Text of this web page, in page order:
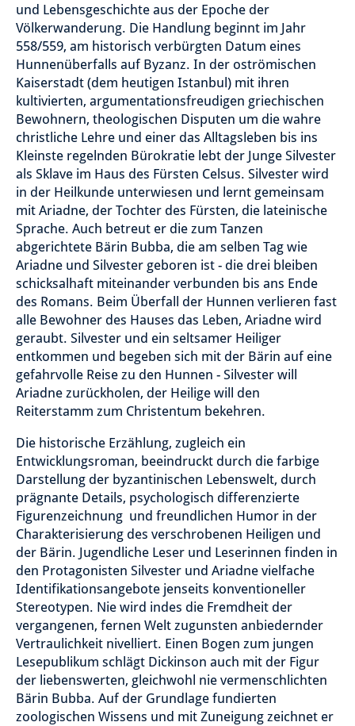
und Lebensgeschichte aus der Epoche der
Völkerwanderung. Die Handlung beginnt im Jahr
558/559, am historisch verbürgten Datum eines
Hunnenüberfalls auf Byzanz. In der oströmischen
Kaiserstadt (dem heutigen Istanbul) mit ihren
kultivierten, argumentationsfreudigen griechischen
Bewohnern, theologischen Disputen um die wahre
christliche Lehre und einer das Alltagsleben bis ins
Kleinste regelnden Bürokratie lebt der Junge Silvester
als Sklave im Haus des Fürsten Celsus. Silvester wird
in der Heilkunde unterwiesen und lernt gemeinsam
mit Ariadne, der Tochter des Fürsten, die lateinische
Sprache. Auch betreut er die zum Tanzen
abgerichtete Bärin Bubba, die am selben Tag wie
Ariadne und Silvester geboren ist - die drei bleiben
schicksalhaft miteinander verbunden bis ans Ende
des Romans. Beim Überfall der Hunnen verlieren fast
alle Bewohner des Hauses das Leben, Ariadne wird
geraubt. Silvester und ein seltsamer Heiliger
entkommen und begeben sich mit der Bärin auf eine
gefahrvolle Reise zu den Hunnen - Silvester will
Ariadne zurückholen, der Heilige will den
Reiterstamm zum Christentum bekehren.
Die historische Erzählung, zugleich ein
Entwicklungsroman, beeindruckt durch die farbige
Darstellung der byzantinischen Lebenswelt, durch
prägnante Details, psychologisch differenzierte
Figurenzeichnung und freundlichen Humor in der
Charakterisierung des verschrobenen Heiligen und
der Bärin. Jugendliche Leser und Leserinnen finden in
den Protagonisten Silvester und Ariadne vielfache
Identifikationsangebote jenseits konventioneller
Stereotypen. Nie wird indes die Fremdheit der
vergangenen, fernen Welt zugunsten anbiedernder
Vertraulichkeit nivelliert. Einen Bogen zum jungen
Lesepublikum schlägt Dickinson auch mit der Figur
der liebenswerten, gleichwohl nie vermenschlichten
Bärin Bubba. Auf der Grundlage fundierten
zoologischen Wissens und mit Zuneigung zeichnet er